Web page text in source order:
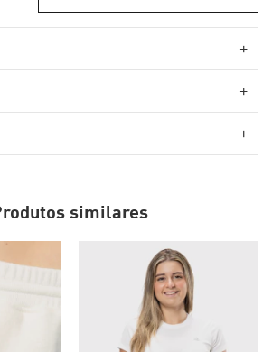
+
+
+
similares